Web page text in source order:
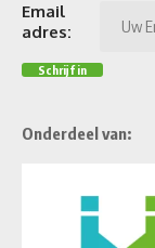
Email
adres:
Onderdeel van: